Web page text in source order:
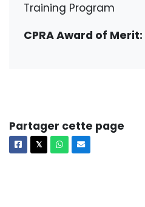
Training Program
CPRA Award of Merit:
Partager cette page
Facebook
𝕏X Whatsapp
Courriel